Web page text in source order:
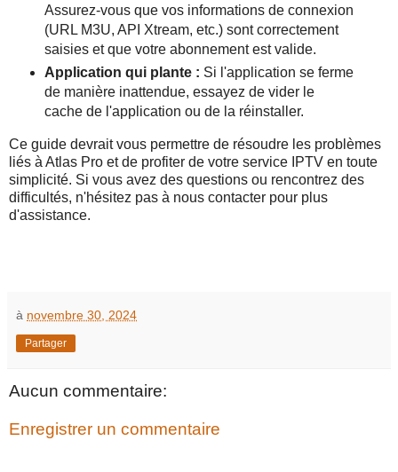
Assurez-vous que vos informations de connexion
(URL M3U, API Xtream, etc.) sont correctement
saisies et que votre abonnement est valide.
Application qui plante : Si l'application se ferme
de manière inattendue, essayez de vider le
cache de l'application ou de la réinstaller.
Ce guide devrait vous permettre de résoudre les problèmes
liés à Atlas Pro et de profiter de votre service IPTV en toute
simplicité. Si vous avez des questions ou rencontrez des
difficultés, n'hésitez pas à nous contacter pour plus
d'assistance.
à novembre 30, 2024
Partager
Aucun commentaire:
Enregistrer un commentaire